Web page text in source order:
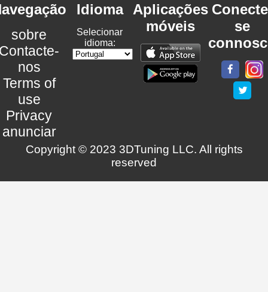
sobre
nos
Terms of
use
Privacy
anunciar
Idioma
Selecionar
idioma:
Aplicações
móveis
se
Copyright © 2023 3DTuning LLC. All rights
reserved